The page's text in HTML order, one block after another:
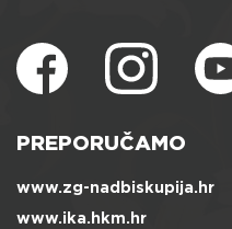
PREPORUČAMO
www.zg-nadbiskupija.hr
www.ika.hkm.hr